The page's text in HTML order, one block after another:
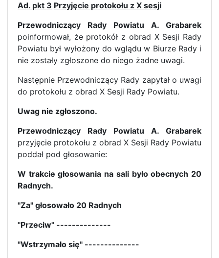
Ad. pkt 3 Przyjęcie protokołu z X sesji
Przewodniczący Rady Powiatu A. Grabarek
poinformował, że protokół z obrad X Sesji Rady
Powiatu był wyłożony do wglądu w Biurze Rady i
nie zostały zgłoszone do niego żadne uwagi.
Następnie Przewodniczący Rady zapytał o uwagi
do protokołu z obrad X Sesji Rady Powiatu.
Uwag nie zgłoszono.
Przewodniczący Rady Powiatu A. Grabarek
przyjęcie protokołu z obrad X Sesji Rady Powiatu
poddał pod głosowanie:
W trakcie głosowania na sali było obecnych 20
Radnych.
"Za" głosowało 20 Radnych
"Przeciw" --------------
"Wstrzymało się" --------------